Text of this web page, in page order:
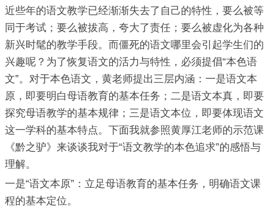
近些年的语文教学已经渐渐失去了自己的特性，要么被等
同于考试；要么被拔高，夸大了责任；要么被虚化为各种
新兴时髦的教学手段。而僵死的语文哪里会引起学生们的
兴趣呢？为了恢复语文的活力与特性，必须提倡“本色语
文”。对于本色语文，黄老师提出三层内涵：一是语文本
原，即要明白母语教育的基本任务；二是语文本真，即要
探究母语教学的基本规律；三是语文本位，即要体现语文
这一学科的基本特点。下面我就参照黄厚江老师的示范课
《黔之驴》来谈谈我对于“语文教学的本色追求”的感悟与
理解。
一是“语文本原”：立足母语教育的基本任务，明确语文课
程的基本定位。